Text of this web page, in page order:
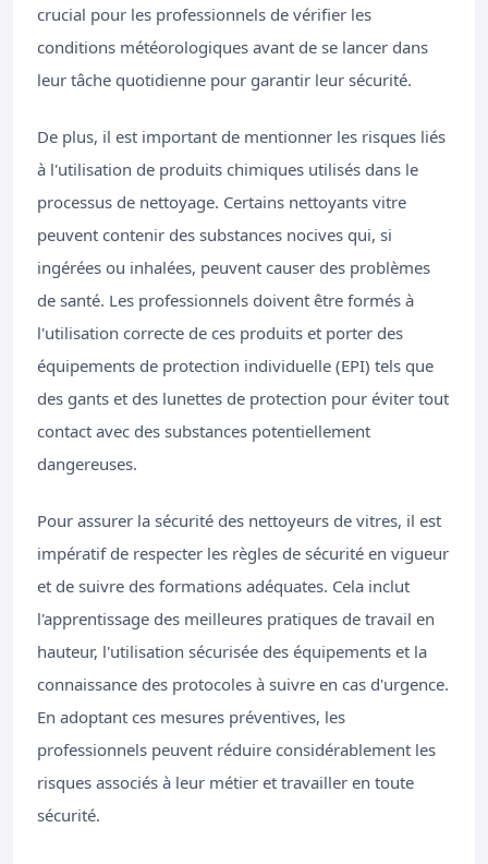
crucial pour les professionnels de vérifier les
conditions météorologiques avant de se lancer dans
leur tâche quotidienne pour garantir leur sécurité.
De plus, il est important de mentionner les risques liés
à l'utilisation de produits chimiques utilisés dans le
processus de nettoyage. Certains nettoyants vitre
peuvent contenir des substances nocives qui, si
ingérées ou inhalées, peuvent causer des problèmes
de santé. Les professionnels doivent être formés à
l'utilisation correcte de ces produits et porter des
équipements de protection individuelle (EPI) tels que
des gants et des lunettes de protection pour éviter tout
contact avec des substances potentiellement
dangereuses.
Pour assurer la sécurité des nettoyeurs de vitres, il est
impératif de respecter les règles de sécurité en vigueur
et de suivre des formations adéquates. Cela inclut
l'apprentissage des meilleures pratiques de travail en
hauteur, l'utilisation sécurisée des équipements et la
connaissance des protocoles à suivre en cas d'urgence.
En adoptant ces mesures préventives, les
professionnels peuvent réduire considérablement les
risques associés à leur métier et travailler en toute
sécurité.